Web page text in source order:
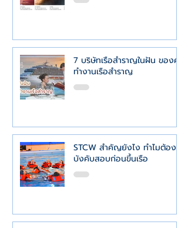
7 บริษัทเรือสำราญในฝัน ของคน
ทำงานเรือสำราญ
STCW สำคัญยังไง ทำไมต้อง
บังคับสอบก่อนขึ้นเรือ